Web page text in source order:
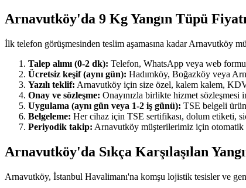
Arnavutköy'da 9 Kg Yangın Tüpü
İlk telefon görüşmesinden teslim aşamasına kadar Arnavutköy
Talep alımı (0-2 dk): Telefon, WhatsApp veya web
Ücretsiz keşif (aynı gün): Hadımköy, Boğazköy veya
Yazılı teklif: Arnavutköy için size özel, kalem kalem,
Onay ve sözleşme: Onayınızla birlikte hizmet sözleşmesi
Uygulama (aynı gün veya 1-2 iş günü): TSE belgeli
Belgeleme: Her cihaz için TSE sertifikası, dolum etiketi,
Periyodik takip: Arnavutköy müşterilerimiz için otomatik
Arnavutköy'da Sıkça Karşılaşılan
Arnavutköy, İstanbul Havalimanı'na komşu lojistik tesisler ve